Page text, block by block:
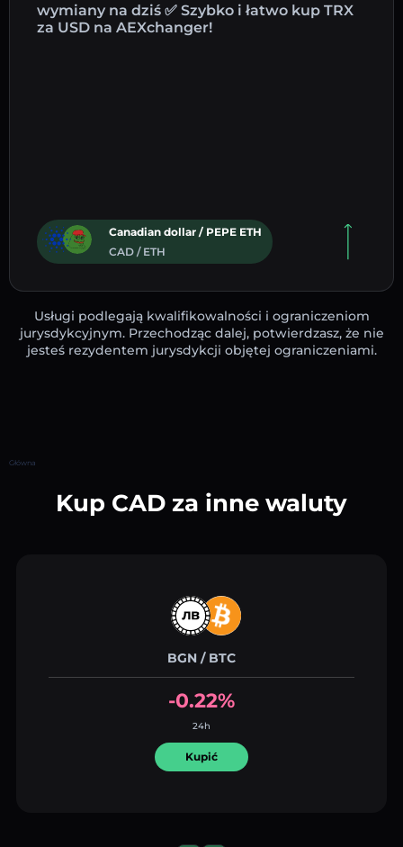
wymiany na dziś ✅ Szybko i łatwo kup TRX
za USD na AEXchanger!
Canadian dollar / PEPE ETH
CAD / ETH
Usługi podlegają kwalifikowalności i ograniczeniom
jurysdykcyjnym. Przechodząc dalej, potwierdzasz, że nie
jesteś rezydentem jurysdykcji objętej ograniczeniami.
Główna
Kup CAD za inne waluty
BGN / BTC
-0.22%
24h
Kupić